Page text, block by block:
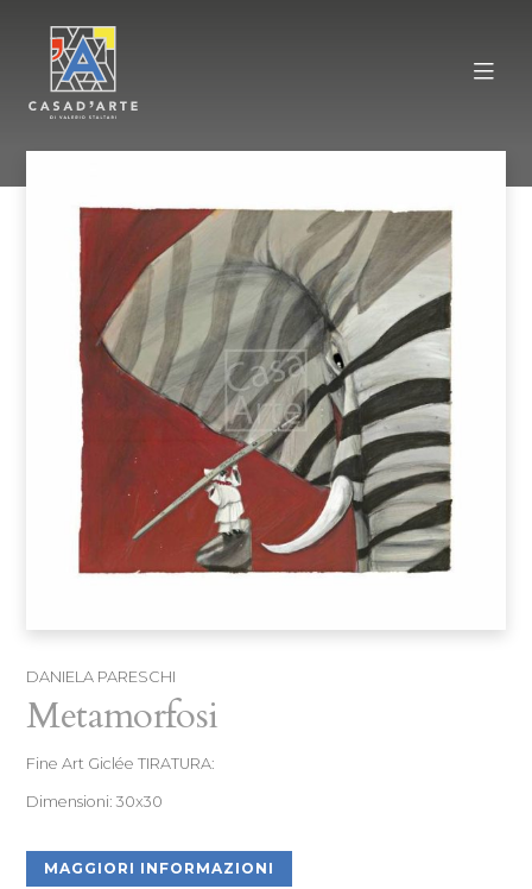
DANIELA PARESCHI
Metamorfosi
Fine Art Giclée TIRATURA:
Dimensioni: 30x30
MAGGIORI INFORMAZIONI